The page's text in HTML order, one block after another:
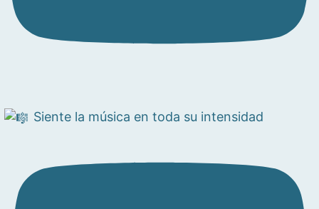
Siente la música en toda su intensidad